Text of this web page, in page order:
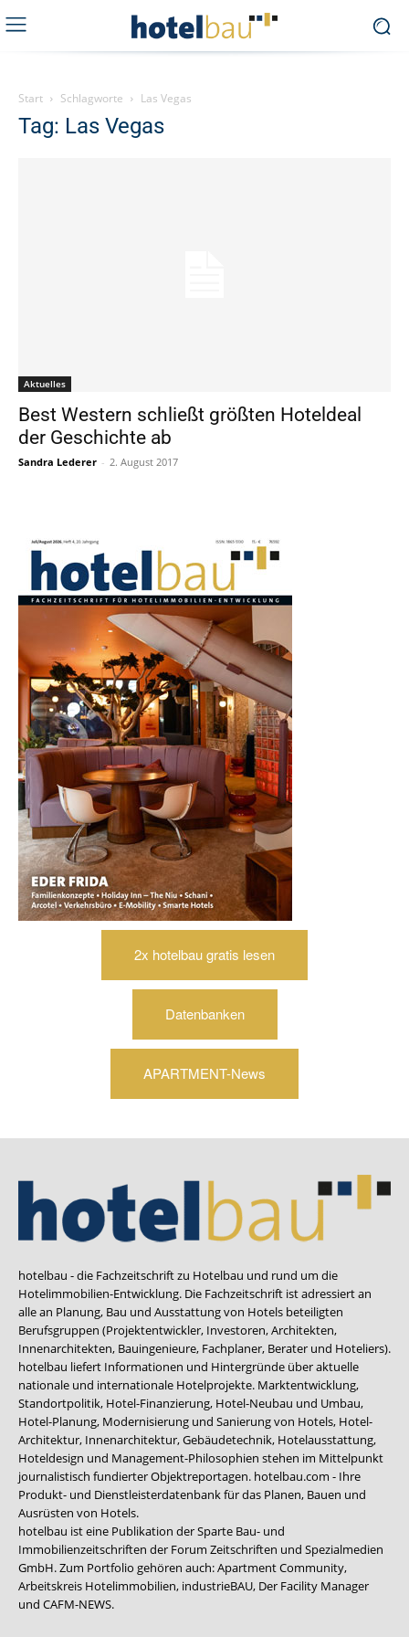
Start Schlagworte Las Vegas
Tag: Las Vegas
Aktuelles
Best Western schließt größten Hoteldeal
der Geschichte ab
Sandra Lederer - 2. August 2017
2x hotelbau gratis lesen
Datenbanken
APARTMENT-News
hotelbau - die Fachzeitschrift zu Hotelbau und rund um die
Hotelimmobilien-Entwicklung. Die Fachzeitschrift ist adressiert an
alle an Planung, Bau und Ausstattung von Hotels beteiligten
Berufsgruppen (Projektentwickler, Investoren, Architekten,
Innenarchitekten, Bauingenieure, Fachplaner, Berater und Hoteliers).
hotelbau liefert Informationen und Hintergründe über aktuelle
nationale und internationale Hotelprojekte. Marktentwicklung,
Standortpolitik, Hotel-Finanzierung, Hotel-Neubau und Umbau,
Hotel-Planung, Modernisierung und Sanierung von Hotels, Hotel-
Architektur, Innenarchitektur, Gebäudetechnik, Hotelausstattung,
Hoteldesign und Management-Philosophien stehen im Mittelpunkt
journalistisch fundierter Objektreportagen. hotelbau.com - Ihre
Produkt- und Dienstleisterdatenbank für das Planen, Bauen und
Ausrüsten von Hotels.
hotelbau ist eine Publikation der Sparte Bau- und
Immobilienzeitschriften der Forum Zeitschriften und Spezialmedien
GmbH. Zum Portfolio gehören auch:Apartment Community,
Arbeitskreis Hotelimmobilien, industrieBAU, Der Facility Manager
und CAFM-NEWS.